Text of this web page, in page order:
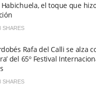
Habichuela, el toque que
SHARES
Rafa del Calli se alza
del 65º Festival
SHARES